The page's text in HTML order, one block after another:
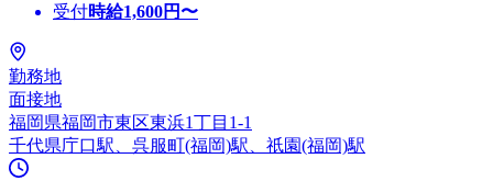
受付時給1,600円〜
勤務地
面接地
福岡県福岡市東区東浜1丁目1-1
千代県庁口駅、呉服町(福岡)駅、祇園(福岡)駅